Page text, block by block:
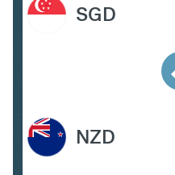
SGD
NZD